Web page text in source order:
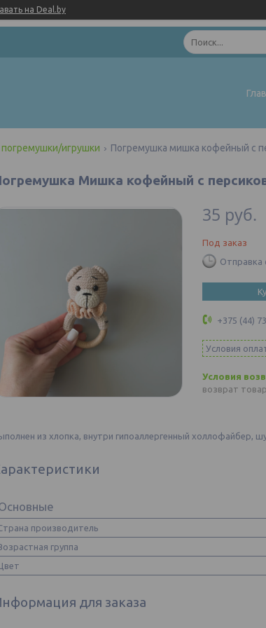
на Deal.by
игрушки Погремушка мишка кофейный с
Мишка кофейный с
35 руб.
Под заказ
Отправка
+375 (44)
Условия
возврат
из хлопка, внутри гипоаллергенный холлофайбер,
производитель
группа
для заказа